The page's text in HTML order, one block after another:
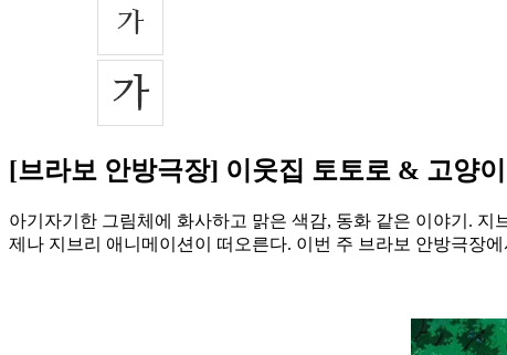
[브라보 안방극장] 이웃집 토토로 & 고양
아기자기한 그림체에 화사하고 맑은 색감, 동화 같은 이야기.
제나 지브리 애니메이션이 떠오른다. 이번 주 브라보 안방극장